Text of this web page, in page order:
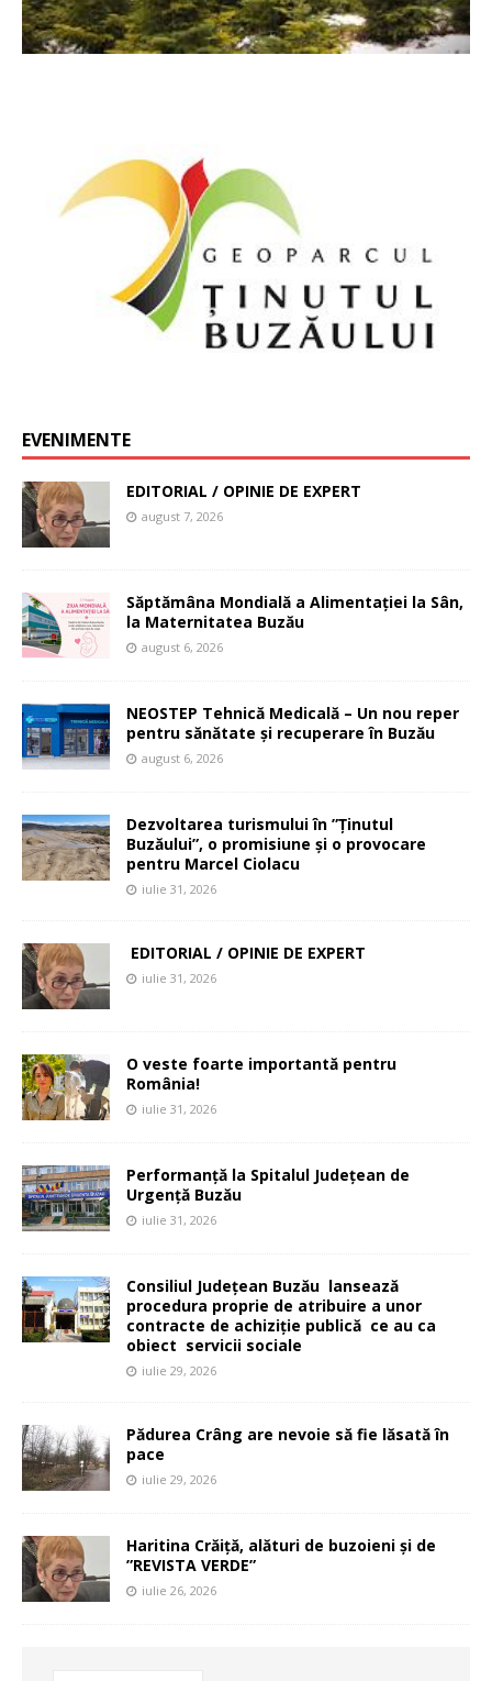
EVENIMENTE
EDITORIAL / OPINIE DE EXPERT
august 7, 2026
Săptămâna Mondială a Alimentației la Sân,
la Maternitatea Buzău
august 6, 2026
NEOSTEP Tehnică Medicală – Un nou reper
pentru sănătate și recuperare în Buzău
august 6, 2026
Dezvoltarea turismului în ”Ținutul
Buzăului”, o promisiune și o provocare
pentru Marcel Ciolacu
iulie 31, 2026
EDITORIAL / OPINIE DE EXPERT
iulie 31, 2026
O veste foarte importantă pentru
România!
iulie 31, 2026
Performanță la Spitalul Județean de
Urgență Buzău
iulie 31, 2026
Consiliul Județean Buzău lansează
procedura proprie de atribuire a unor
contracte de achiziție publică ce au ca
obiect servicii sociale
iulie 29, 2026
Pădurea Crâng are nevoie să fie lăsată în
pace
iulie 29, 2026
Haritina Crăiță, alături de buzoieni și de
”REVISTA VERDE”
iulie 26, 2026